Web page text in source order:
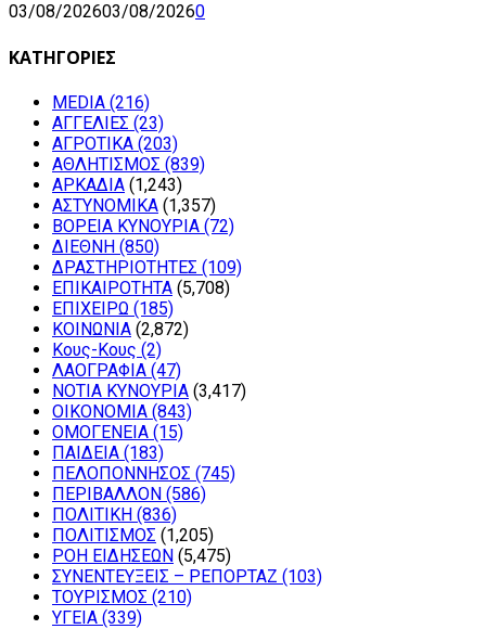
03/08/202603/08/20260
ΚΑΤΗΓΟΡΙΕΣ
MEDIA (216)
ΑΓΓΕΛΙΕΣ (23)
ΑΓΡΟΤΙΚΑ (203)
ΑΘΛΗΤΙΣΜΟΣ (839)
ΑΡΚΑΔΙΑ (1,243)
ΑΣΤΥΝΟΜΙΚΑ (1,357)
ΒΟΡΕΙΑ ΚΥΝΟΥΡΙΑ (72)
ΔΙΕΘΝΗ (850)
ΔΡΑΣΤΗΡΙΟΤΗΤΕΣ (109)
ΕΠΙΚΑΙΡΟΤΗΤΑ (5,708)
ΕΠΙΧΕΙΡΩ (185)
ΚΟΙΝΩΝΙΑ (2,872)
Κους-Κους (2)
ΛΑΟΓΡΑΦΙΑ (47)
ΝΟΤΙΑ ΚΥΝΟΥΡΙΑ (3,417)
ΟΙΚΟΝΟΜΙΑ (843)
ΟΜΟΓΕΝΕΙΑ (15)
ΠΑΙΔΕΙΑ (183)
ΠΕΛΟΠΟΝΝΗΣΟΣ (745)
ΠΕΡΙΒΑΛΛΟΝ (586)
ΠΟΛΙΤΙΚΗ (836)
ΠΟΛΙΤΙΣΜΟΣ (1,205)
ΡΟΗ ΕΙΔΗΣΕΩΝ (5,475)
ΣΥΝΕΝΤΕΥΞΕΙΣ – ΡΕΠΟΡΤΑΖ (103)
ΤΟΥΡΙΣΜΟΣ (210)
ΥΓΕΙΑ (339)